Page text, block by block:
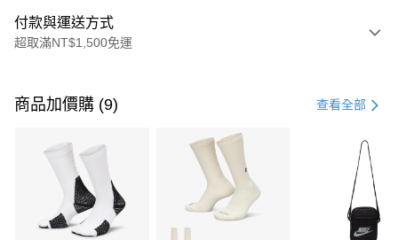
付款與運送方式
超取滿NT$1,500免運
信用卡一次付款
3 期 0 利率 每期 21家銀行
合作金庫商業銀行
第一商業銀行
華南商業銀行
彰化商業銀行
上海商業儲蓄銀行
Apple Pay
商品加價購 (9) 查看全部